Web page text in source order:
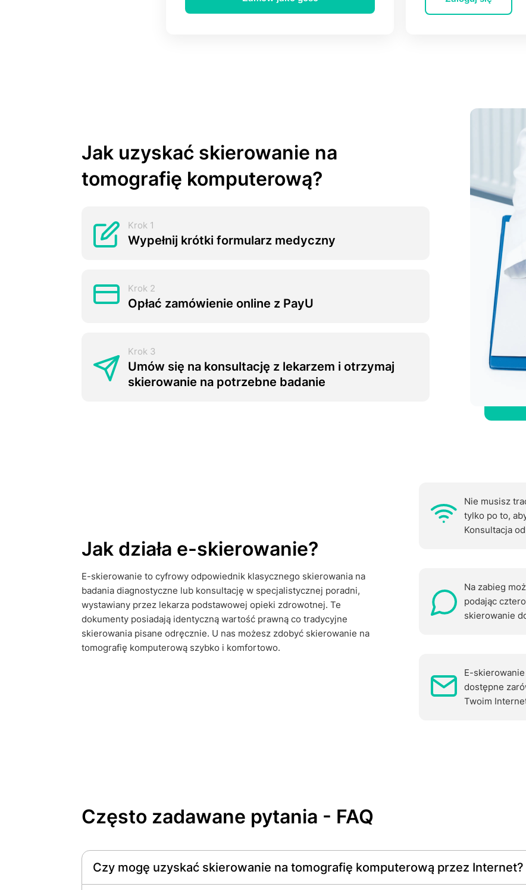
Jak uzyskać skiеrоwаnie na
tomografię komputerową?
Krok 1
Wypełnij krótki formularz medyczny
Krok 2
Opłać zamówienie online z PayU
Krok 3
Umów się na konsultację z lekarzem i otrzymaj
skiеrоwаnie na potrzebne badanie
Jak działa e-skiеrоwаnie?
E-skiеrоwаnie to cyfrowy odpowiednik klasycznego skiеrоwаnia na
badania diagnostyczne lub konsultację w specjalistycznej poradni,
wystawiany przez lekarza podstawowej opieki zdrowotnej. Te
dokumenty posiadają identyczną wartość prawną co tradycyjne
skiеrоwаnia pisane odręcznie. U nas możesz zdobyć skierowanie na
tomografię komputerową szybko i komfortowo.
Nie musisz
tylko po to,
Konsultacja
Na zabieg
podając
skiеrоwаnie
E-
dostępne
Twoim
Często zadawane pytania - FAQ
Czy mogę uzyskać skierowanie na tomografię komputerową przez Internet?